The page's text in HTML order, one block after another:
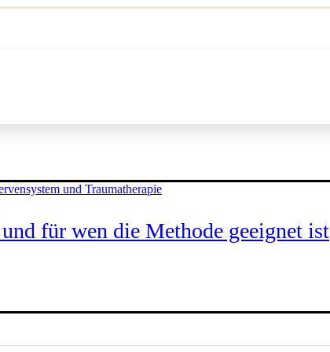
für wen die Methode geeignet ist